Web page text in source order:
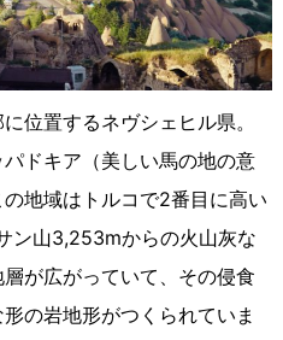
位置するネヴシェヒル県。
ドキア（美しい馬の地の意
の地域はトルコで2番目に高い
ン山3,253mからの火山灰な
が広がっていて、その侵食
の岩地形がつくられていま